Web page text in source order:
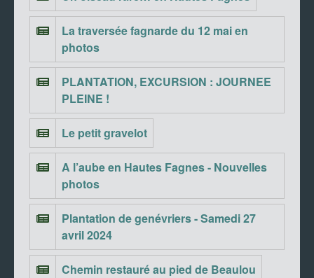
La traversée fagnarde du 12 mai en
photos
PLANTATION, EXCURSION : JOURNEE
PLEINE !
Le petit gravelot
A l’aube en Hautes Fagnes - Nouvelles
photos
Plantation de genévriers - Samedi 27
avril 2024
Chemin restauré au pied de Beaulou